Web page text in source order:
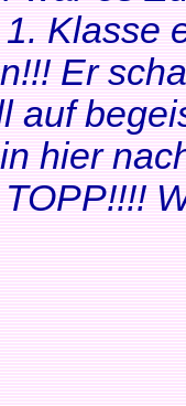
Klasse
Er
auf
hier